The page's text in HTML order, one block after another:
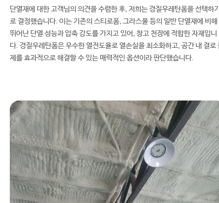
단열재에 대한 고객님의 의견을 수렴한 후, 저희는 경질우레탄폼을 선택하
로 결정했습니다. 이는 기존의 스티로폼, 그라스울 등의 일반 단열재에 비해
뛰어난 단열 성능과 압축 강도를 가지고 있어, 창고 천장에 적합한 자재입니
다. 경질우레탄폼은 우수한 열전도율로 열손실을 최소화하고, 공간 내 결로
제를 효과적으로 해결할 수 있는 매력적인 옵션이라 판단했습니다.